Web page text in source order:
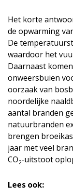
Het korte
de opwarming
De
waardoor het
Daarnaast
onweersbuien
oorzaak van
noordelijke
aantal branden
natuurbranden
brengen
jaar met veel
CO2-uitstoot
Lees ook: